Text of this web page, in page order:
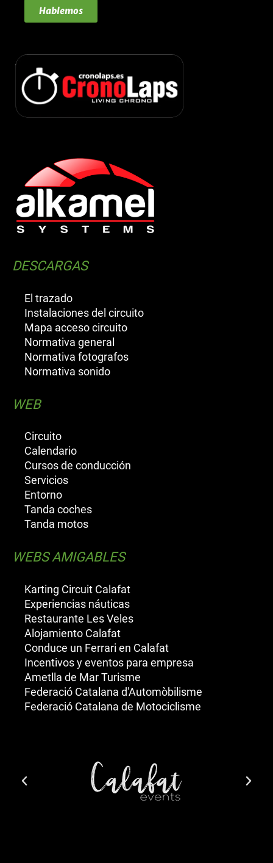
Hablemos
DESCARGAS
El trazado
Instalaciones del circuito
Mapa acceso circuito
Normativa general
Normativa fotografos
Normativa sonido
WEB
Circuito
Calendario
Cursos de conducción
Servicios
Entorno
Tanda coches
Tanda motos
WEBS AMIGABLES
Karting Circuit Calafat
Experiencias náuticas
Restaurante Les Veles
Alojamiento Calafat
Conduce un Ferrari en Calafat
Incentivos y eventos para empresa
Ametlla de Mar Turisme
Federació Catalana d'Automòbilisme
Federació Catalana de Motociclisme